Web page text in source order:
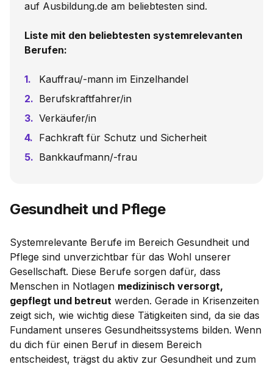
auf Ausbildung.de am beliebtesten sind.
Liste mit den beliebtesten systemrelevanten
Berufen:
Kauffrau/-mann im Einzelhandel
Berufskraftfahrer/in
Verkäufer/in
Fachkraft für Schutz und Sicherheit
Bankkaufmann/-frau
Gesundheit und Pflege
Systemrelevante Berufe im Bereich Gesundheit und
Pflege sind unverzichtbar für das Wohl unserer
Gesellschaft. Diese Berufe sorgen dafür, dass
Menschen in Notlagen medizinisch versorgt,
gepflegt und betreut werden. Gerade in Krisenzeiten
zeigt sich, wie wichtig diese Tätigkeiten sind, da sie das
Fundament unseres Gesundheitssystems bilden. Wenn
du dich für einen Beruf in diesem Bereich
entscheidest, trägst du aktiv zur Gesundheit und zum